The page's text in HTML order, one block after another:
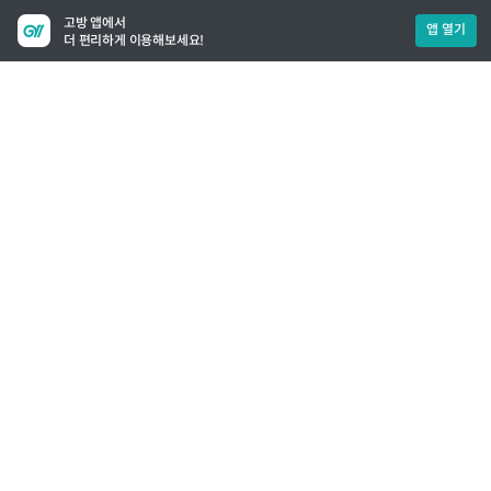
고방 앱에서
더 편리하게 이용해보세요!
앱 열기